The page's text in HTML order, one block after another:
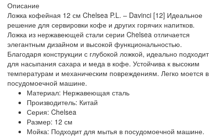
Описание
Ложка кофейная 12 см Chelsea P.L. – Davinci [12] Идеальное
решение для сервировки кофе и других горячих напитков.
Ложка из нержавеющей стали серии Chelsea отличается
элегантным дизайном и высокой функциональностью.
Благодаря конструкции с глубокой ложкой, идеально подходит
для насыпания сахара и меда в кофе. Устойчива к высоким
температурам и механическим повреждениям. Легко моется в
посудомоечной машине.
Материал: Нержавеющая сталь
Производитель: Китай
Серия: Chelsea
Размер: 12 см
Мойка: Подходит для мытья в посудомоечной машине.